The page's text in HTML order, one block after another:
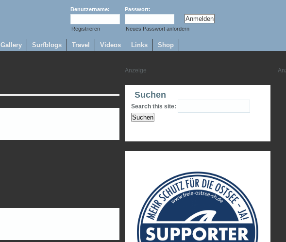
Benutzername: Passwort:
Registrieren Neues Passwort anfordern
Gallery Surfblogs Travel Videos Links Shop
Suchen
Search this site: